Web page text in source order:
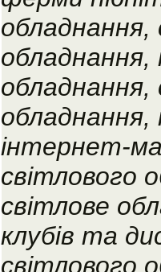
обладнання,
обладнання,
обладнання,
обладнання,
інтернет-
світлового
світлове
клубів та
світлового